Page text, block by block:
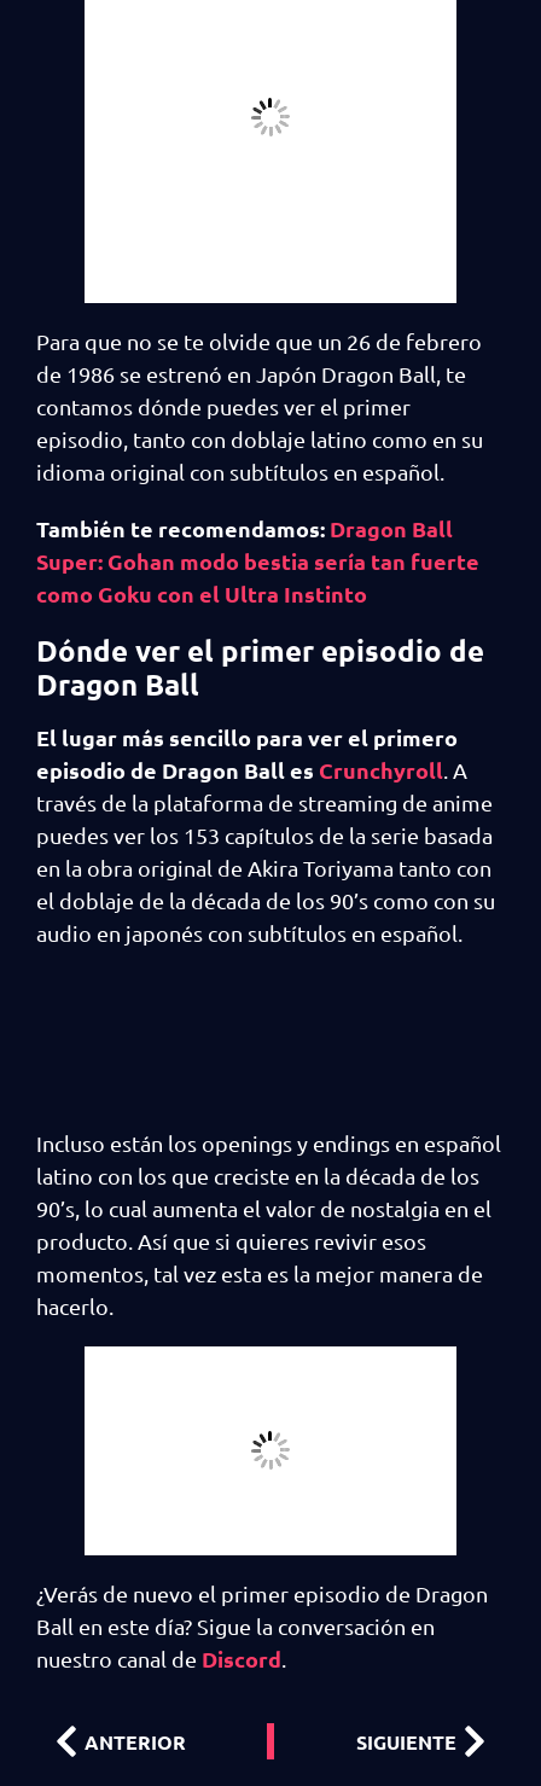
Para que no se te olvide que un 26 de febrero
de 1986 se estrenó en Japón Dragon Ball, te
contamos dónde puedes ver el primer
episodio, tanto con doblaje latino como en su
idioma original con subtítulos en español.
También te recomendamos: Dragon Ball
Super: Gohan modo bestia sería tan fuerte
como Goku con el Ultra Instinto
Dónde ver el primer episodio de
Dragon Ball
El lugar más sencillo para ver el primero
episodio de Dragon Ball es Crunchyroll . A
través de la plataforma de streaming de anime
puedes ver los 153 capítulos de la serie basada
en la obra original de Akira Toriyama tanto con
el doblaje de la década de los 90’s como con su
audio en japonés con subtítulos en español.
Incluso están los openings y endings en español
latino con los que creciste en la década de los
90’s, lo cual aumenta el valor de nostalgia en el
producto. Así que si quieres revivir esos
momentos, tal vez esta es la mejor manera de
hacerlo.
¿Verás de nuevo el primer episodio de Dragon
Ball en este día? Sigue la conversación en
nuestro canal de Discord
ANTERIOR SIGUIENTE